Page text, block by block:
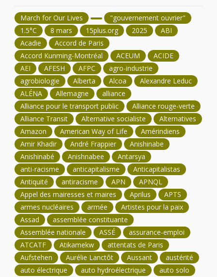
March for Our Lives
"gouvernement ouvrier"
1.5°C
8 mars 15plus.org 2025
ABI
Acadie
Accord de Paris
Accord Kunming-Montréal
ACEUM
ACIDE
AEI
AFESH AFPC
agro-industrie
agrobiologie
Alberta Alcoa
Alexandre Leduc
ALÉNA
Allemagne
alliance
Alliance pour le transport public
Alliance rouge-verte
Alliance Transit
Alternative socialiste
Alternatives
Amazon
American Way of Life
Amérindiens
Amir Khadir
André Frappier
Anishinabe
Anishinabé
Anishnabee
Antarsya
anti-racisme
anticapitalisme
Anticapitalistas
Antiquité
antiracisme APN
APNQL
Appel des mairesses et maires
Aprilus
APTS
armes nucléaires
armée
Artistes pour la paix
Assad
assemblée constituante
Assemblée nationale
ASSÉ
assurance-emploi
ATCATF
Atikamekw
attentats de Paris
Aufstehen
Aurélie Lanctôt Aussant
austérité
auto électrique
auto hydroélectrique auto solo